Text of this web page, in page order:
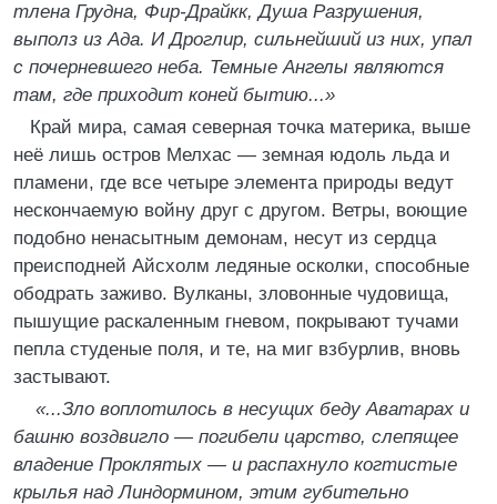
тлена Грудна, Фир-Драйкк, Душа Разрушения,
выполз из Ада. И Дроглир, сильнейший из них, упал
с почерневшего неба. Темные Ангелы являются
там, где приходит коней бытию...»
Край мира, самая северная точка материка, выше
неё лишь остров Мелхас — земная юдоль льда и
пламени, где все четыре элемента природы ведут
нескончаемую войну друг с другом. Ветры, воющие
подобно ненасытным демонам, несут из сердца
преисподней Айсхолм ледяные осколки, способные
ободрать заживо. Вулканы, зловонные чудовища,
пышущие раскаленным гневом, покрывают тучами
пепла студеные поля, и те, на миг взбурлив, вновь
застывают.
«...Зло воплотилось в несущих беду Аватарах и
башню воздвигло — погибели царство, слепящее
владение Проклятых — и распахнуло когтистые
крылья над Линдормином, этим губительно